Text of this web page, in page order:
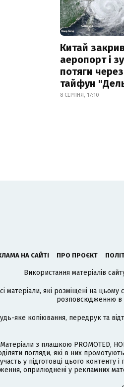
Китай
аеропорт і
потяги через
тайфун
8 СЕРПНЯ, 17:10
НА САЙТІ ПРО ПРОЄКТ
Використання матеріалів
матеріали, які розміщені на цьому
розповсюдженню в
яке копіювання, передрук та
Матеріали з плашкою PROMOTED,
погляди, які в них
участь у підготовці цього контенту
оприлюднені у рекламних